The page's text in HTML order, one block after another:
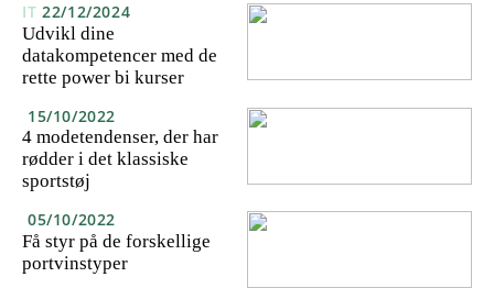
IT 22/12/2024
Udvikl dine
datakompetencer med de
rette power bi kurser
15/10/2022
4 modetendenser, der har
rødder i det klassiske
sportstøj
05/10/2022
Få styr på de forskellige
portvinstyper